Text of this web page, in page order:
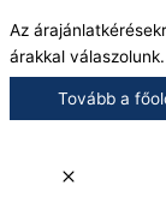
Az
árakkal válaszolunk.
Tovább a